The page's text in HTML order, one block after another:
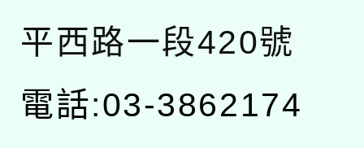
平西路一段420號
電話:03-3862174